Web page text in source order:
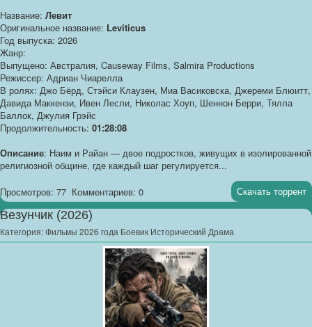
Название: Левит
Оригинальное название: Leviticus
Год выпуска: 2026
Жанр:
Выпущено: Австралия, Causeway Films, Salmira Productions
Режиссер: Адриан Чиарелла
В ролях: Джо Бёрд, Стэйси Клаузен, Миа Васиковска, Джереми Блюитт,
Давида Маккензи, Ивен Лесли, Николас Хоуп, Шеннон Берри, Тялла
Баллок, Джулия Грэйс
Продолжительность: 01:28:08
Описание: Наим и Райан — двое подростков, живущих в изолированной
религиозной общине, где каждый шаг регулируется...
Просмотров: 77 Комментариев: 0 Скачать торрент
Везунчик (2026)
Категория:Фильмы 2026 года Боевик Исторический Драма